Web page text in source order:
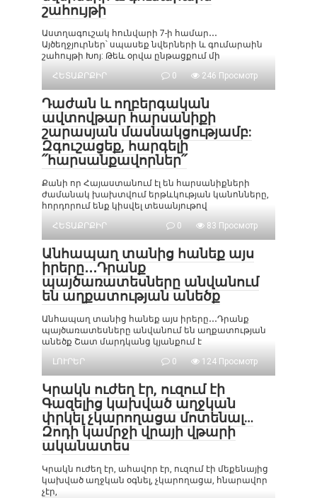
շահույթի
Աստղագուշակ հունվարի 7-ի համար․․․
Այծեղջյուրներ՝ սպասեք նվերների և գումարաին
շահույթի Խոյ: Թեև օրվա ընթացքում մի
ՀԵՏԱՔՐՔԻՐ
0 246 Просмотр
Դաժան և ողբերգական
ավտովթար հարսանիքի
շարասյան մասնակցությամբ:
Զգուշացեք, հարգելի
՛՛հարսանքավորներ՛՛
Քանի որ Հայաստանում էլ են հարսանիքների
ժամանակ խախտվում երթևկության կանոնները,
հորդորում ենք կիսվել տեսանյութով
ՀԵՏԱՔՐՔԻՐ
0 83 Просмотр
Անհապաղ տանից հանեք այս
իրերը․․․Դրանք
պայծառատեսները անվանում
են աղքատության անեծք
Անհապաղ տանից հանեք այս իրերը․․․Դրանք
պայծառատեսները անվանում են աղքատության
անեծք Շատ մարդկանց կյանքում է
ԼՈՒՐԵՐ
0 124 Просмотр
Կրակն ուժեղ էր, ուզում էի
Գազելից կախված աղջկան
փրկել չկարողացա մոտենալ…
Զոդի կամրջի վրայի վթարի
ականատես
Կրակն ուժեղ էր, ահավոր էր, ուզում էի մեքենայից
կախված աղջկան օգնել, չկարողացա, հնարավոր
չէր,